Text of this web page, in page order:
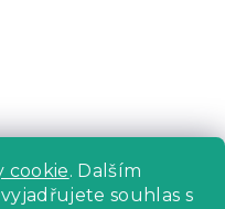
cookie. Dalším
souhlas s